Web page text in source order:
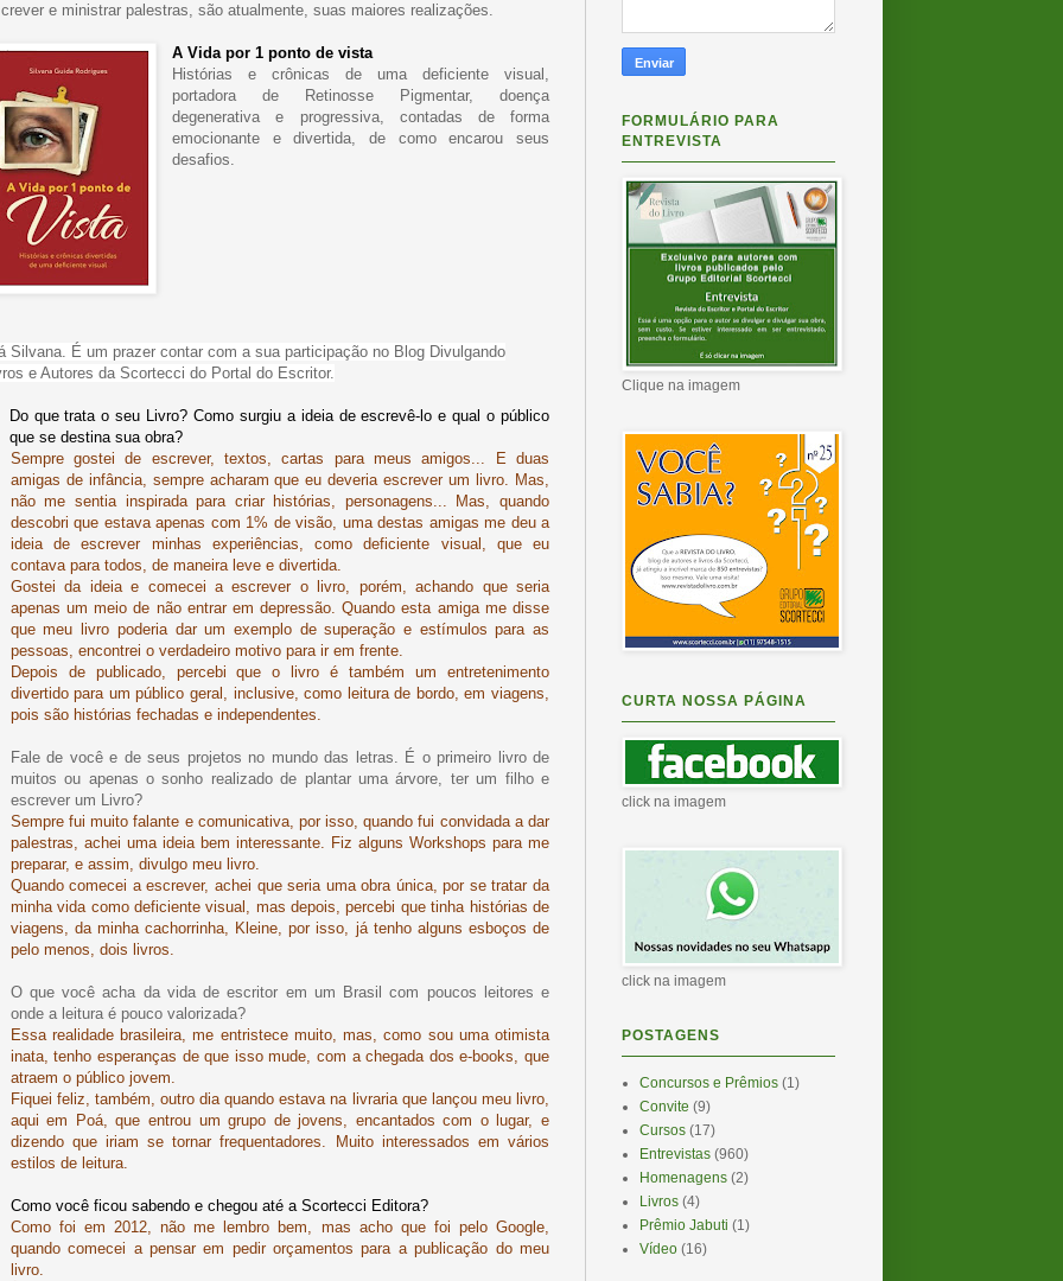
e ministrar palestras, são atualmente, suas maiores realizações.
A Vida por 1 ponto de vista
Histórias e crônicas de uma deficiente visual,
portadora de Retinosse Pigmentar, doença
degenerativa e progressiva, contadas de forma
emocionante e divertida, de como encarou seus
desafios.
Silvana. É um prazer contar com a sua participação no Blog Divulgando
e Autores da Scortecci do Portal do Escritor.
Do que trata o seu Livro? Como surgiu a ideia de escrevê-lo e qual o público
que se destina sua obra?
Sempre gostei de escrever, textos, cartas para meus amigos... E duas
amigas de infância, sempre acharam que eu deveria escrever um livro. Mas,
não me sentia inspirada para criar histórias, personagens... Mas, quando
descobri que estava apenas com 1% de visão, uma destas amigas me deu a
ideia de escrever minhas experiências, como deficiente visual, que eu
contava para todos, de maneira leve e divertida.
Gostei da ideia e comecei a escrever o livro, porém, achando que seria
apenas um meio de não entrar em depressão. Quando esta amiga me disse
que meu livro poderia dar um exemplo de superação e estímulos para as
pessoas, encontrei o verdadeiro motivo para ir em frente.
Depois de publicado, percebi que o livro é também um entretenimento
divertido para um público geral, inclusive, como leitura de bordo, em viagens,
pois são histórias fechadas e independentes.
Fale de você e de seus projetos no mundo das letras. É o primeiro livro de
muitos ou apenas o sonho realizado de plantar uma árvore, ter um filho e
escrever um Livro?
Sempre fui muito falante e comunicativa, por isso, quando fui convidada a dar
palestras, achei uma ideia bem interessante. Fiz alguns Workshops para me
preparar, e assim, divulgo meu livro.
Quando comecei a escrever, achei que seria uma obra única, por se tratar da
minha vida como deficiente visual, mas depois, percebi que tinha histórias de
viagens, da minha cachorrinha, Kleine, por isso, já tenho alguns esboços de
pelo menos, dois livros.
O que você acha da vida de escritor em um Brasil com poucos leitores e
onde a leitura é pouco valorizada?
Essa realidade brasileira, me entristece muito, mas, como sou uma otimista
inata, tenho esperanças de que isso mude, com a chegada dos e-books, que
atraem o público jovem.
Fiquei feliz, também, outro dia quando estava na livraria que lançou meu livro,
aqui em Poá, que entrou um grupo de jovens, encantados com o lugar, e
dizendo que iriam se tornar frequentadores. Muito interessados em vários
estilos de leitura.
Como você ficou sabendo e chegou até a Scortecci Editora?
Como foi em 2012, não me lembro bem, mas acho que foi pelo Google,
quando comecei a pensar em pedir orçamentos para a publicação do meu
livro.
FORMULÁRIO PARA
ENTREVISTA
Clique na imagem
CURTA NOSSA PÁGINA
click na imagem
click na imagem
POSTAGENS
Concursos e Prêmios (1)
Convite (9)
Cursos (17)
Entrevistas (960)
Homenagens (2)
Livros (4)
Prêmio Jabuti (1)
Vídeo (16)